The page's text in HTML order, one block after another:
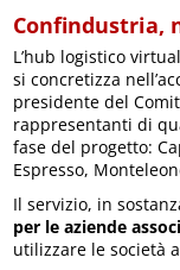
Confindustria,
L’hub logistico
si concretizza
presidente del
rappresentanti di
fase del progetto:
Espresso,
Il servizio, in
per le aziende
utilizzare le società